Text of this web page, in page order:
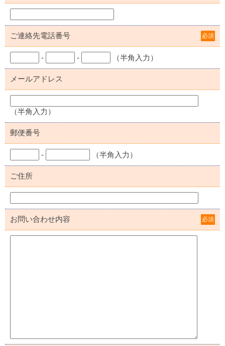
ご連絡先電話番号 必須
- - （半角入力）
メールアドレス
（半角入力）
郵便番号
- （半角入力）
ご住所
お問い合わせ内容 必須